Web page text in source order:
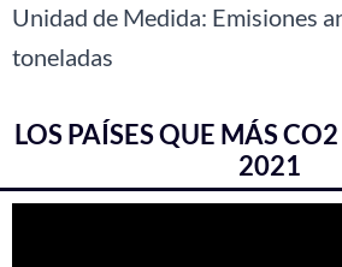
Unidad de Medida: Emisiones
toneladas
LOS PAÍSES QUE MÁS
2021